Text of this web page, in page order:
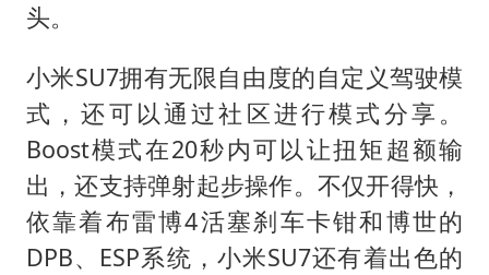
头。
小米SU7拥有无限自由度的自定义驾驶模
式，还可以通过社区进行模式分享。
Boost模式在20秒内可以让扭矩超额输
出，还支持弹射起步操作。不仅开得快，
依靠着布雷博4活塞刹车卡钳和博世的
DPB、ESP系统，小米SU7还有着出色的